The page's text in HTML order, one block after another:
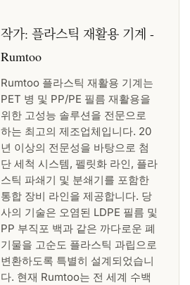
작가: 플라스틱 재활용 기계 -
Rumtoo
Rumtoo 플라스틱 재활용 기계는
PET 병 및 PP/PE 필름 재활용을
위한 고성능 솔루션을 전문으로
하는 최고의 제조업체입니다. 20
년 이상의 전문성을 바탕으로 첨
단 세척 시스템, 펠릿화 라인, 플라
스틱 파쇄기 및 분쇄기를 포함한
통합 장비 라인을 제공합니다. 당
사의 기술은 오염된 LDPE 필름 및
PP 부직포 백과 같은 까다로운 폐
기물을 고순도 플라스틱 과립으로
변환하도록 특별히 설계되었습니
다. 현재 Rumtoo는 전 세계 수백